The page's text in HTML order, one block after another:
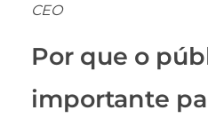
CEO
Por que o
importante